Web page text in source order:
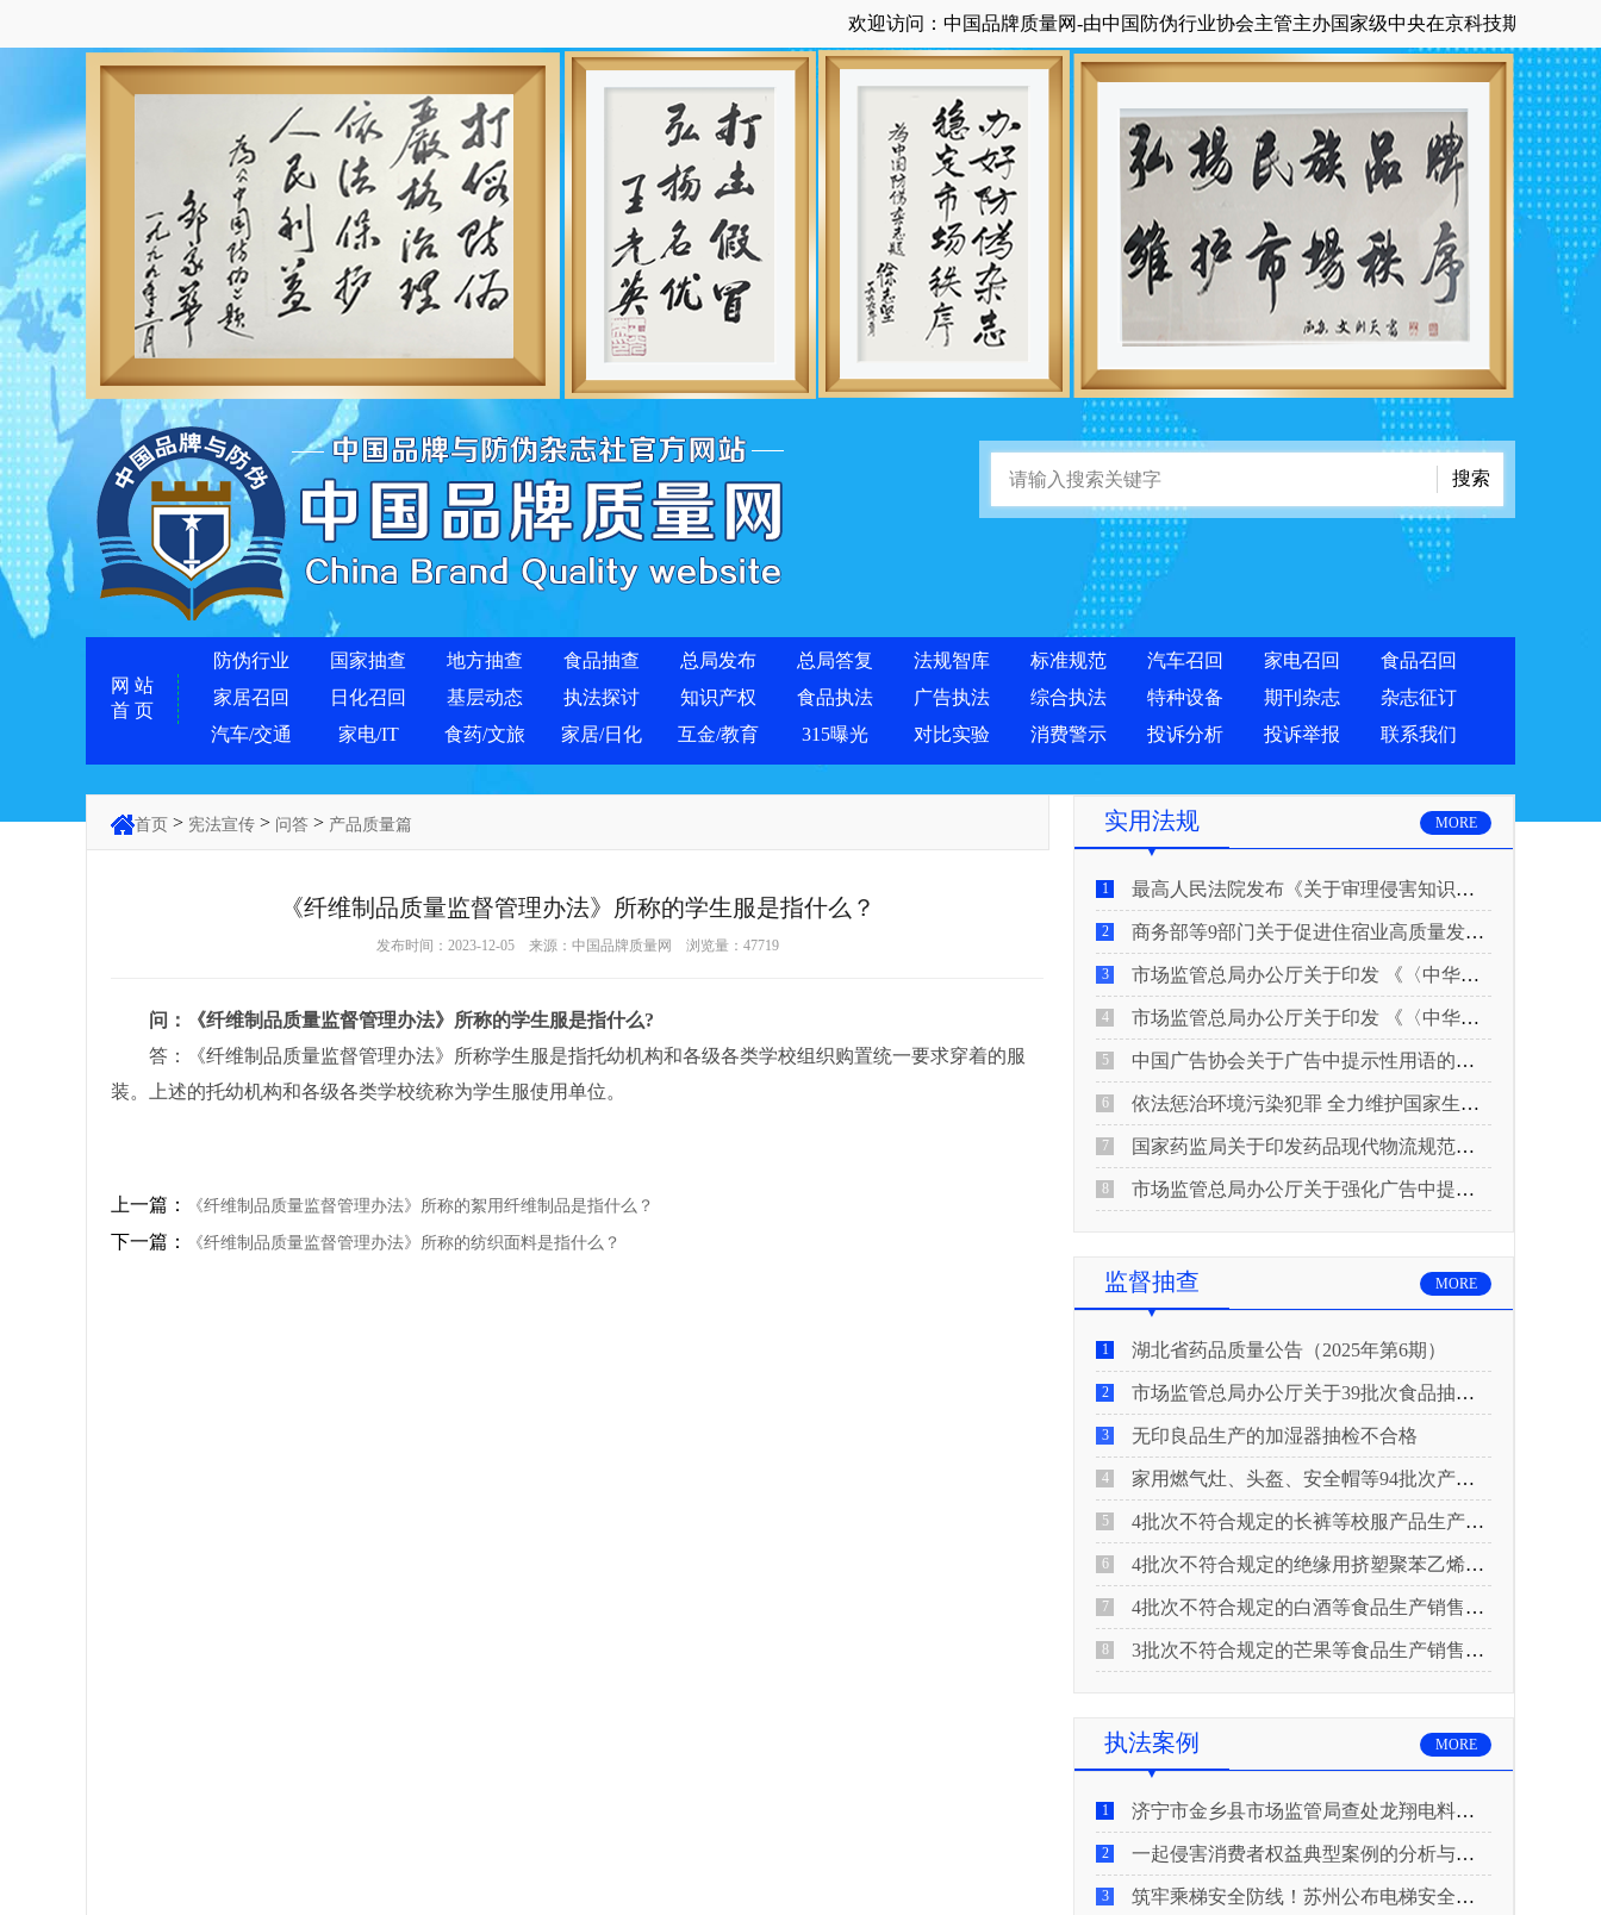
欢迎访问：中国品牌质量网-由中国防伪行业协会主管主办国家级中央在京科技期刊《中国品牌
网 站
首 页
防伪行业 国家抽查 地方抽查 食品抽查 总局发布 总局答复 法规智库 标准规范 汽车召回 家电召回
食品召回
家居召回
日化召回 基层动态 执法探讨 知识产权 食品执法 广告执法 综合执法 特种设备 期刊杂志
杂志征订
汽车/交通
家电/IT 食药/文旅 家居/日化 互金/教育 315曝光 对比实验 消费警示 投诉分析 投诉举报 联系我们
首页 > 宪法宣传 > 问答 > 产品质量篇
《纤维制品质量监督管理办法》所称的学生服是指什么？
发布时间：2023-12-05 来源： 中国品牌质量网 浏览量： 47719
问：《纤维制品质量监督管理办法》所称的学生服是指什么?
答：《纤维制品质量监督管理办法》所称学生服是指托幼机构和各级各类学校组织购置统一要求穿着的服
装。上述的托幼机构和各级各类学校统称为学生服使用单位。
上一篇： 《纤维制品质量监督管理办法》所称的絮用纤维制品是指什么？
下一篇： 《纤维制品质量监督管理办法》所称的纺织面料是指什么？
实用法规 MORE
1 最高人民法院发布《关于审理侵害知识产权民事纠纷案件适用惩罚性赔偿的解释》
2 商务部等9部门关于促进住宿业高质量发展的指导意见
3 市场监管总局办公厅关于印发 《〈中华人民共和国广告法〉适用问题 执法指南（二）》的通知
4 市场监管总局办公厅关于印发 《〈中华人民共和国广告法〉适用问题 执法指南（一）》的通知
5 中国广告协会关于广告中提示性用语的合规风险提示
6 依法惩治环境污染犯罪 全力维护国家生态安全 “两高”公布《关于修改〈最高人民法院、最高人民检察院关于办理环境污染刑事案件适用法律若干问题的解释〉的决定》
7 国家药监局关于印发药品现代物流规范化建设指导意见的通知
8 市场监管总局办公厅关于强化广告中提示性用语监管工作的通知
监督抽查 MORE
1 湖北省药品质量公告（2025年第6期）
2 市场监管总局办公厅关于39批次食品抽检不合格情况的通报
3 无印良品生产的加湿器抽检不合格
4 家用燃气灶、头盔、安全帽等94批次产品抽查不合格！
5 4批次不符合规定的长裤等校服产品生产销售企业被济南市市场监管局通报！
6 4批次不符合规定的绝缘用挤塑聚苯乙烯泡沫板（XPS）等产品生产销售企业被广元市市场监督管理局通报！
7 4批次不符合规定的白酒等食品生产销售企业被重庆市市场监督管理局通告！
8 3批次不符合规定的芒果等食品生产销售企业被长治市屯留区市场监督管理局公告！
执法案例 MORE
1 济宁市金乡县市场监管局查处龙翔电料批发部非法销售电线电缆案
2 一起侵害消费者权益典型案例的分析与启示
3 筑牢乘梯安全防线！苏州公布电梯安全领域典型案例